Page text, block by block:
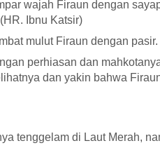
wajah Firaun dengan
Ibnu Katsir)
mulut Firaun dengan
perhiasan dan
dan yakin bahwa
tenggelam di Laut Merah,